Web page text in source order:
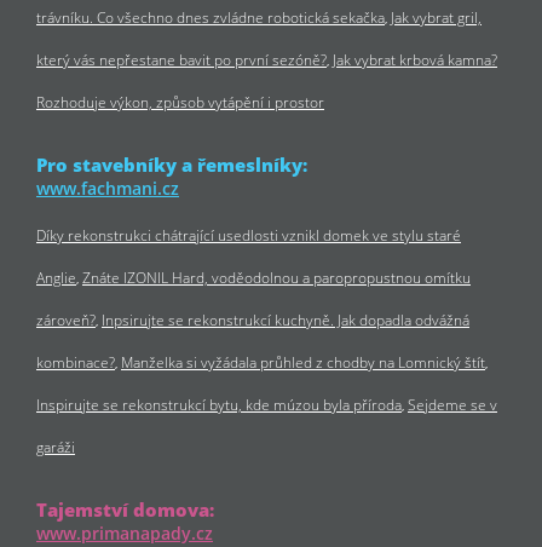
trávníku. Co všechno dnes zvládne robotická sekačka Jak vybrat gril,
který vás nepřestane bavit po první sezóně? Jak vybrat krbová kamna?
Rozhoduje výkon, způsob vytápění i prostor
Pro stavebníky a řemeslníky:
www.fachmani.cz
Díky rekonstrukci chátrající usedlosti vznikl domek ve stylu staré
Anglie Znáte IZONIL Hard, voděodolnou a paropropustnou omítku
zároveň? Inpsirujte se rekonstrukcí kuchyně. Jak dopadla odvážná
kombinace? Manželka si vyžádala průhled z chodby na Lomnický štít
Inspirujte se rekonstrukcí bytu, kde múzou byla příroda Sejdeme se v
garáži
Tajemství domova:
www.primanapady.cz